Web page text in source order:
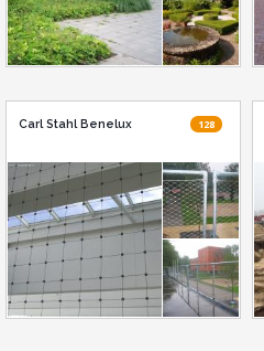
128
Carl Stahl Benelux